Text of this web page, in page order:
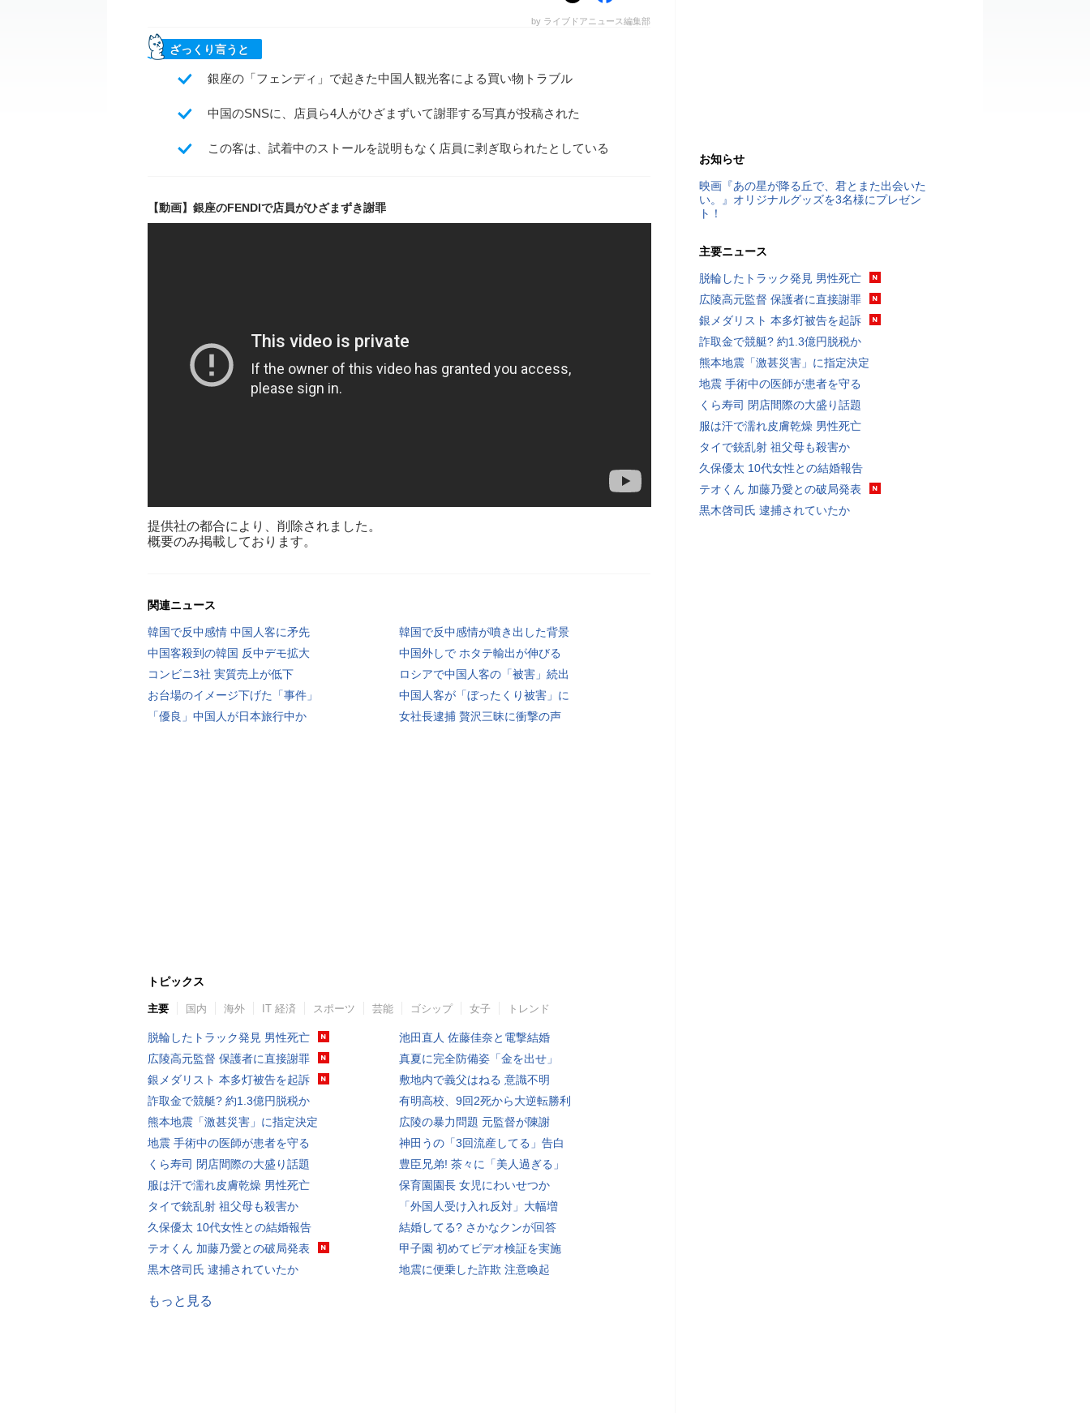
by ライブドアニュース編集部
ざっくり言うと
銀座の「フェンディ」で起きた中国人観光客による買い物トラブル
中国のSNSに、店員ら4人がひざまずいて謝罪する写真が投稿された
この客は、試着中のストールを説明もなく店員に剥ぎ取られたとしている
【動画】銀座のFENDIで店員がひざまずき謝罪
提供社の都合により、削除されました。
概要のみ掲載しております。
関連ニュース
韓国で反中感情 中国人客に矛先
韓国で反中感情が噴き出した背景
中国客殺到の韓国 反中デモ拡大
中国外しで ホタテ輸出が伸びる
コンビニ3社 実質売上が低下
ロシアで中国人客の「被害」続出
お台場のイメージ下げた「事件」
中国人客が「ぼったくり被害」に
「優良」中国人が日本旅行中か
女社長逮捕 贅沢三昧に衝撃の声
トピックス
主要 国内 海外 IT 経済 スポーツ 芸能 ゴシップ 女子 トレンド
脱輪したトラック発見 男性死亡
広陵高元監督 保護者に直接謝罪
銀メダリスト 本多灯被告を起訴
詐取金で競艇? 約1.3億円脱税か
熊本地震「激甚災害」に指定決定
地震 手術中の医師が患者を守る
くら寿司 閉店間際の大盛り話題
服は汗で濡れ皮膚乾燥 男性死亡
タイで銃乱射 祖父母も殺害か
久保優太 10代女性との結婚報告
テオくん 加藤乃愛との破局発表
黒木啓司氏 逮捕されていたか
池田直人 佐藤佳奈と電撃結婚
真夏に完全防備姿「金を出せ」
敷地内で義父はねる 意識不明
有明高校、9回2死から大逆転勝利
広陵の暴力問題 元監督が陳謝
神田うの「3回流産してる」告白
豊臣兄弟! 茶々に「美人過ぎる」
保育園園長 女児にわいせつか
「外国人受け入れ反対」大幅増
結婚してる? さかなクンが回答
甲子園 初めてビデオ検証を実施
地震に便乗した詐欺 注意喚起
もっと見る
お知らせ
映画『あの星が降る丘で、君とまた出会いた
い。』オリジナルグッズを3名様にプレゼン
ト！
主要ニュース
脱輪したトラック発見 男性死亡
広陵高元監督 保護者に直接謝罪
銀メダリスト 本多灯被告を起訴
詐取金で競艇? 約1.3億円脱税か
熊本地震「激甚災害」に指定決定
地震 手術中の医師が患者を守る
くら寿司 閉店間際の大盛り話題
服は汗で濡れ皮膚乾燥 男性死亡
タイで銃乱射 祖父母も殺害か
久保優太 10代女性との結婚報告
テオくん 加藤乃愛との破局発表
黒木啓司氏 逮捕されていたか